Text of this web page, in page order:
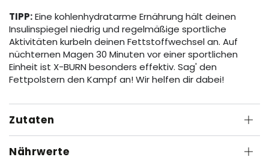
TIPP:Eine kohlenhydratarme Ernährung hält deinen
Insulinspiegel niedrig und regelmäßige sportliche
Aktivitäten kurbeln deinen Fettstoffwechsel an. Auf
nüchternen Magen 30 Minuten vor einer sportlichen
Einheit ist X-BURN besonders effektiv. Sag' den
Fettpolstern den Kampf an! Wir helfen dir dabei!
Zutaten
Nährwerte